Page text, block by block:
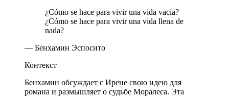
¿Cómo se hace para vivir una vida vacía?
¿Cómo se hace para vivir una vida llena de
nada?
— Бенхамин Эспосито
Контекст
Бенхамин обсуждает с Ирене свою идею для
романа и размышляет о судьбе Моралеса. Эта